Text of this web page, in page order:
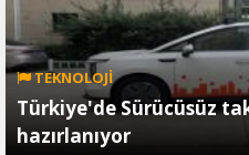
TEKNOLOJİ
Türkiye'de Sürücüsüz
hazırlanıyor